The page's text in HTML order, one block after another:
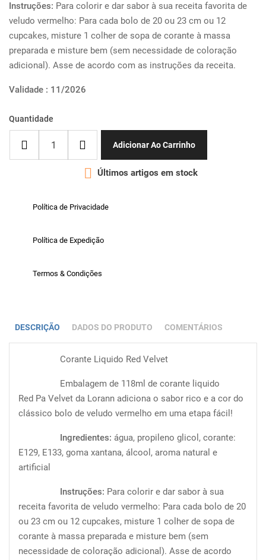
Instruções: Para colorir e dar sabor à sua receita favorita de
veludo vermelho: Para cada bolo de 20 ou 23 cm ou 12
cupcakes, misture 1 colher de sopa de corante à massa
preparada e misture bem (sem necessidade de coloração
adicional). Asse de acordo com as instruções da receita.
Validade : 11/2026
Quantidade
Adicionar Ao Carrinho
 Últimos artigos em stock
Política de Privacidade
Política de Expedição
Termos & Condições
DESCRIÇÃO DADOS DO PRODUTO COMENTÁRIOS
Corante Liquido Red Velvet
Embalagem de 118ml de corante liquido
Red Pa Velvet da Lorann adiciona o sabor rico e a cor do
clássico bolo de veludo vermelho em uma etapa fácil!
Ingredientes: água, propileno glicol, corante:
E129, E133, goma xantana, álcool, aroma natural e
artificial
Instruções: Para colorir e dar sabor à sua
receita favorita de veludo vermelho: Para cada bolo de 20
ou 23 cm ou 12 cupcakes, misture 1 colher de sopa de
corante à massa preparada e misture bem (sem
necessidade de coloração adicional). Asse de acordo